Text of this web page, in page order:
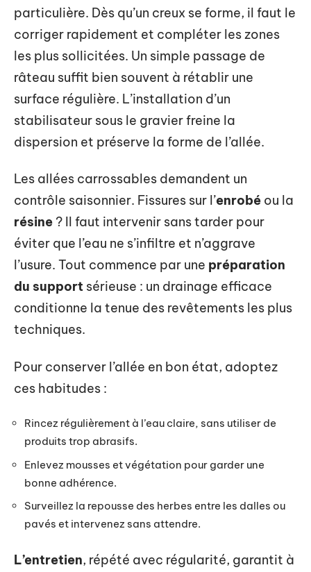
particulière. Dès qu’un creux se forme, il faut le
corriger rapidement et compléter les zones
les plus sollicitées. Un simple passage de
râteau suffit bien souvent à rétablir une
surface régulière. L’installation d’un
stabilisateur sous le gravier freine la
dispersion et préserve la forme de l’allée.
Les allées carrossables demandent un
contrôle saisonnier. Fissures sur l’enrobé ou la
résine ? Il faut intervenir sans tarder pour
éviter que l’eau ne s’infiltre et n’aggrave
l’usure. Tout commence par une préparation
du support sérieuse : un drainage efficace
conditionne la tenue des revêtements les plus
techniques.
Pour conserver l’allée en bon état, adoptez
ces habitudes :
Rincez régulièrement à l’eau claire, sans utiliser de
produits trop abrasifs.
Enlevez mousses et végétation pour garder une
bonne adhérence.
Surveillez la repousse des herbes entre les dalles ou
pavés et intervenez sans attendre.
L’entretien, répété avec régularité, garantit à